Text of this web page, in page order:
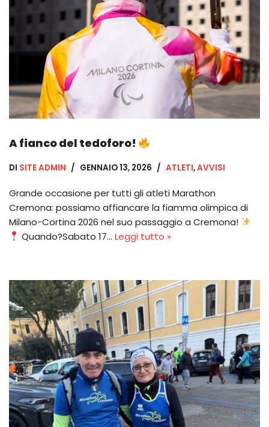
A fianco del tedoforo!
DI SITE ADMIN GENNAIO 13, 2026 ATLETI,AVVISI
Grande occasione per tutti gli atleti Marathon
Cremona: possiamo affiancare la fiamma olimpica di
Milano-Cortina 2026 nel suo passaggio a Cremona!
Quando?Sabato 17…Leggi tutto »